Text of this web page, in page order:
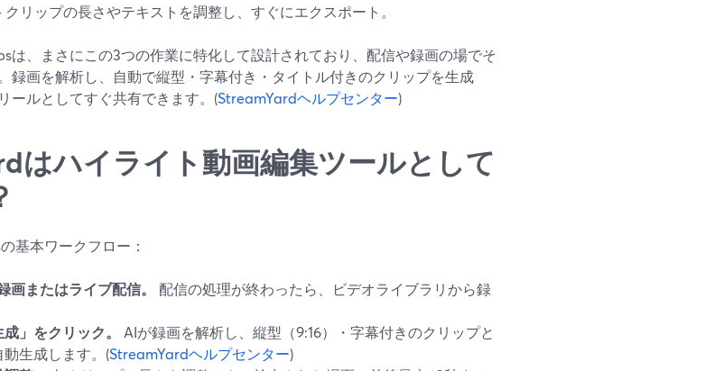
クリップの長さやテキストを調整し、すぐにエクスポート。
は、まさにこの3つの作業に特化して設計されており、配信や録画の場でそ
録画を解析し、自動で縦型・字幕付き・タイトル付きのクリップを生成
ールとしてすぐ共有できます。(StreamYardヘルプセンター)
はハイライト動画編集ツールとして
基本ワークフロー：
画またはライブ配信。
配信の処理が終わったら、ビデオライブラリから録
」をクリック。
AIが録画を解析し、縦型（9:16）・字幕付きのクリップと
生成します。(StreamYardヘルプセンター)